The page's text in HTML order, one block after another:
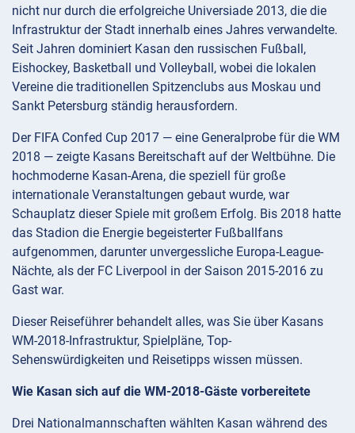
nicht nur durch die erfolgreiche Universiade 2013, die die
Infrastruktur der Stadt innerhalb eines Jahres verwandelte.
Seit Jahren dominiert Kasan den russischen Fußball,
Eishockey, Basketball und Volleyball, wobei die lokalen
Vereine die traditionellen Spitzenclubs aus Moskau und
Sankt Petersburg ständig herausfordern.
Der FIFA Confed Cup 2017 — eine Generalprobe für die WM
2018 — zeigte Kasans Bereitschaft auf der Weltbühne. Die
hochmoderne Kasan-Arena, die speziell für große
internationale Veranstaltungen gebaut wurde, war
Schauplatz dieser Spiele mit großem Erfolg. Bis 2018 hatte
das Stadion die Energie begeisterter Fußballfans
aufgenommen, darunter unvergessliche Europa-League-
Nächte, als der FC Liverpool in der Saison 2015-2016 zu
Gast war.
Dieser Reiseführer behandelt alles, was Sie über Kasans
WM-2018-Infrastruktur, Spielpläne, Top-
Sehenswürdigkeiten und Reisetipps wissen müssen.
Wie Kasan sich auf die WM-2018-Gäste vorbereitete
Drei Nationalmannschaften wählten Kasan während des